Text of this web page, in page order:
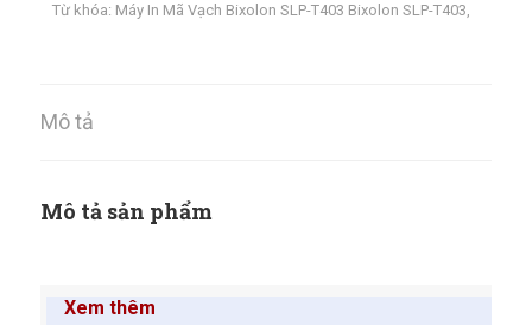
Từ khóa: Máy In Mã Vạch Bixolon SLP-T403 Bixolon SLP-T403,
Mô tả
Mô tả sản phẩm
Xem thêm